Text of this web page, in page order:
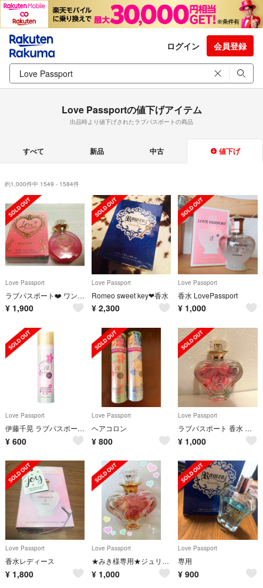
ログイン 会員登録
Love Passportの値下げアイテム
出品時より値下げされたラブパスポートの商品
すべて 新品 中古 値下げ
約1,000件中 1549 - 1584件
Love Passport
ラブパスポート❤️ ワンラブ オードパルファム
¥ 1,900
Love Passport
Romeo sweet key❤︎香水
¥ 2,300
Love Passport
香水 LovePassport
¥ 1,000
Love Passport
伊藤千晃 ラブパスポート キキクレール ヘアコロン
¥ 600
Love Passport
ヘアコロン
¥ 800
Love Passport
ラブパスポート 香水 値下げしました
¥ 1,000
Love Passport
香水レディース
¥ 1,800
Love Passport
★みき様専用★ジュリエット キキ クレール伊藤千晃❣
¥ 1,000
Love Passport
専用
¥ 900